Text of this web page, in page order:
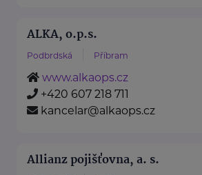
ALKA, o.p.s.
Podbrdská Příbram
www.alkaops.cz
+420 607 218 711
kancelar@alkaops.cz
Allianz pojišťovna, a. s.